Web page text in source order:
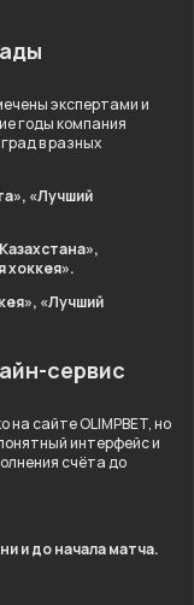
экспертами и
годы компания
в разных
«Лучший
хоккея».
«Лучший
сервис
сайте OLIMPBET, но
интерфейс и
счёта до
и до начала матча.